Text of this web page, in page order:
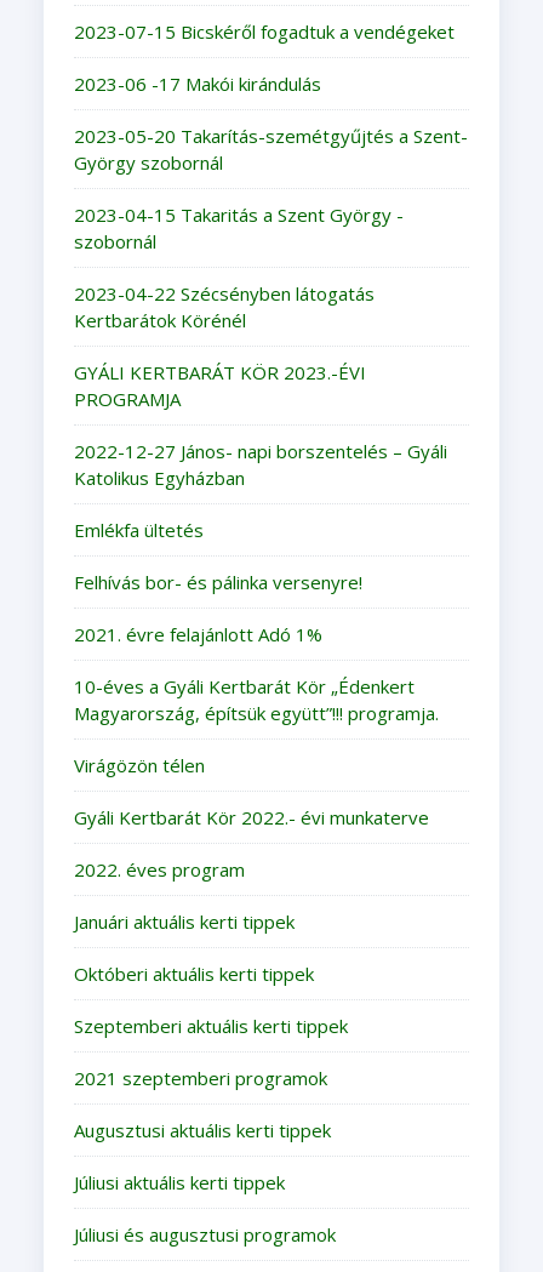
2023-07-15 Bicskéről fogadtuk a vendégeket
2023-06 -17 Makói kirándulás
2023-05-20 Takarítás-szemétgyűjtés a Szent-
György szobornál
2023-04-15 Takaritás a Szent György -
szobornál
2023-04-22 Szécsényben látogatás
Kertbarátok Körénél
GYÁLI KERTBARÁT KÖR 2023.-ÉVI
PROGRAMJA
2022-12-27 János- napi borszentelés – Gyáli
Katolikus Egyházban
Emlékfa ültetés
Felhívás bor- és pálinka versenyre!
2021. évre felajánlott Adó 1%
10-éves a Gyáli Kertbarát Kör „Édenkert
Magyarország, építsük együtt”!!! programja.
Virágözön télen
Gyáli Kertbarát Kör 2022.- évi munkaterve
2022. éves program
Januári aktuális kerti tippek
Októberi aktuális kerti tippek
Szeptemberi aktuális kerti tippek
2021 szeptemberi programok
Augusztusi aktuális kerti tippek
Júliusi aktuális kerti tippek
Júliusi és augusztusi programok